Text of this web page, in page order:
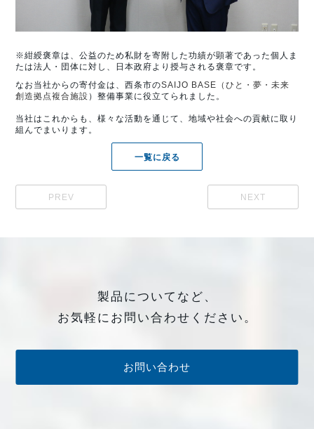
※紺綬褒章は、公益のため私財を寄附した功績が顕著であった個人ま
たは法人・団体に対し、日本政府より授与される褒章です。
なお当社からの寄付金は、西条市のSAIJO BASE（ひと・夢・未来
創造拠点複合施設 ）整備事業に役立てられました。
当社はこれからも、様々な活動を通じて、地域や社会への貢献に取り
組んでまいります。
一覧に戻る
PREV NEXT
製品についてなど、
お気軽にお問い合わせください。
お問い合わせ